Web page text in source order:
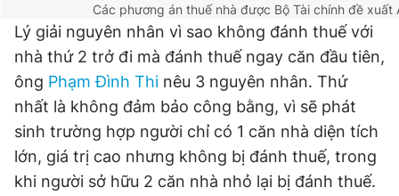
Các phương án thuế nhà được Bộ Tài chính đề xuất
Lý giải nguyên nhân vì sao không đánh thuế với
nhà thứ 2 trở đi mà đánh thuế ngay căn đầu tiên,
ông Phạm Đình Thi nêu 3 nguyên nhân. Thứ
nhất là không đảm bảo công bằng, vì sẽ phát
sinh trường hợp người chỉ có 1 căn nhà diện tích
lớn, giá trị cao nhưng không bị đánh thuế, trong
khi người sở hữu 2 căn nhà nhỏ lại bị đánh thuế.